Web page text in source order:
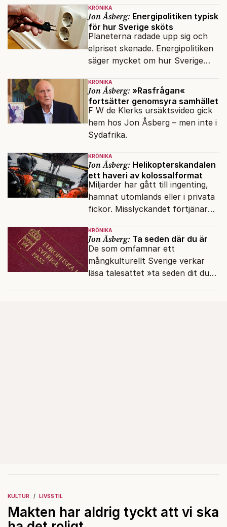
för många av dagens nya
svenskar.
KRÖNIKA
Jon Åsberg: Energipolitiken typisk
för hur Sverige sköts
Planeterna radade upp sig och
elpriset skenade. Energipolitiken
säger mycket om hur Sverige
KRÖNIKA
Jon Åsberg: »Rasfrågan«
fortsätter genomsyra samhället
F W de Klerks ursäktsvideo gick
hem hos Jon Åsberg – men inte i
Sydafrika.
KRÖNIKA
Jon Åsberg: Helikopterskandalen
ett haveri av kolossalformat
Miljarder har gått till ingenting,
hamnat utomlands eller i privata
fickor. Misslyckandet förtjänar
KRÖNIKA
Jon Åsberg: Ta seden där du är
De som omfamnar ett
mångkulturellt Sverige verkar
läsa talesättet »ta seden dit du
KULTUR LIVSSTIL
Makten har aldrig tyckt att vi ska